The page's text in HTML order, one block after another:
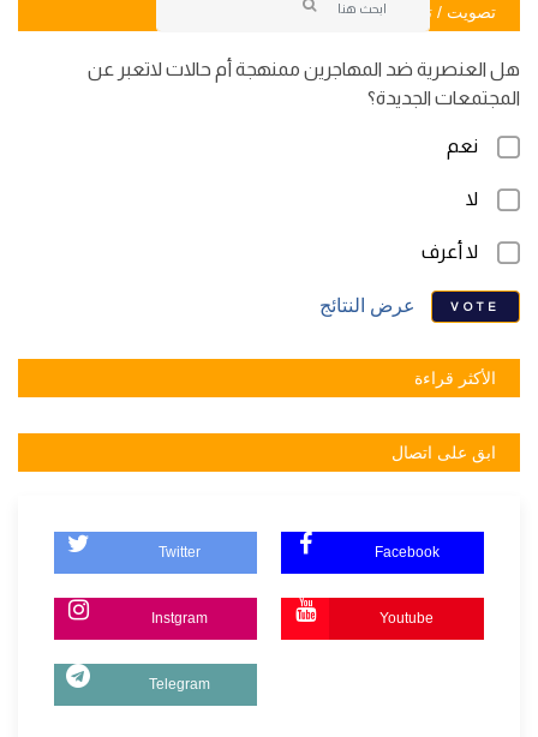
تصويت / تصويت
هل العنصرية ضد المهاجرين ممنهجة أم حالات لاتعبر عن
المجتمعات الجديدة؟
نعم
لا
لا أعرف
VOTE عرض النتائج
الأكثر قراءة
ابق على اتصال
Twitter Facebook
Instgram Youtube
Telegram